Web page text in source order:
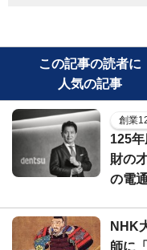
この記事の読者に
人気の記事
創業
125
財の
の電通
NHK
師に